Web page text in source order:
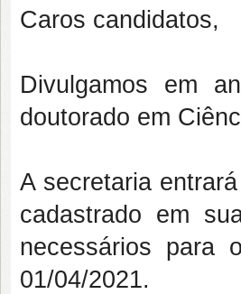
Caros candidatos,
Divulgamos em
doutorado em
A secretaria
cadastrado em
necessários para
01/04/2021.